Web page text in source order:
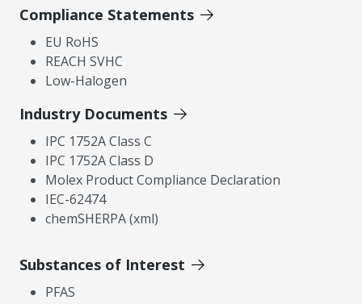
Compliance Statements
EU RoHS
REACH SVHC
Low-Halogen
Industry Documents
IPC 1752A Class C
IPC 1752A Class D
Molex Product Compliance Declaration
IEC-62474
chemSHERPA (xml)
Substances of Interest
PFAS